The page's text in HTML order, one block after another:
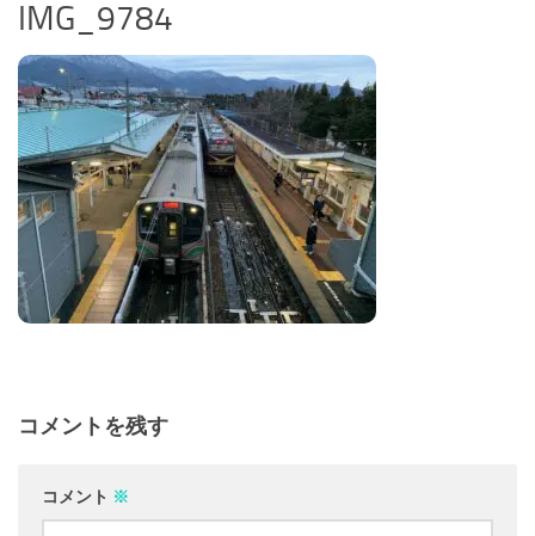
IMG_9784
コメントを残す
コメント ※